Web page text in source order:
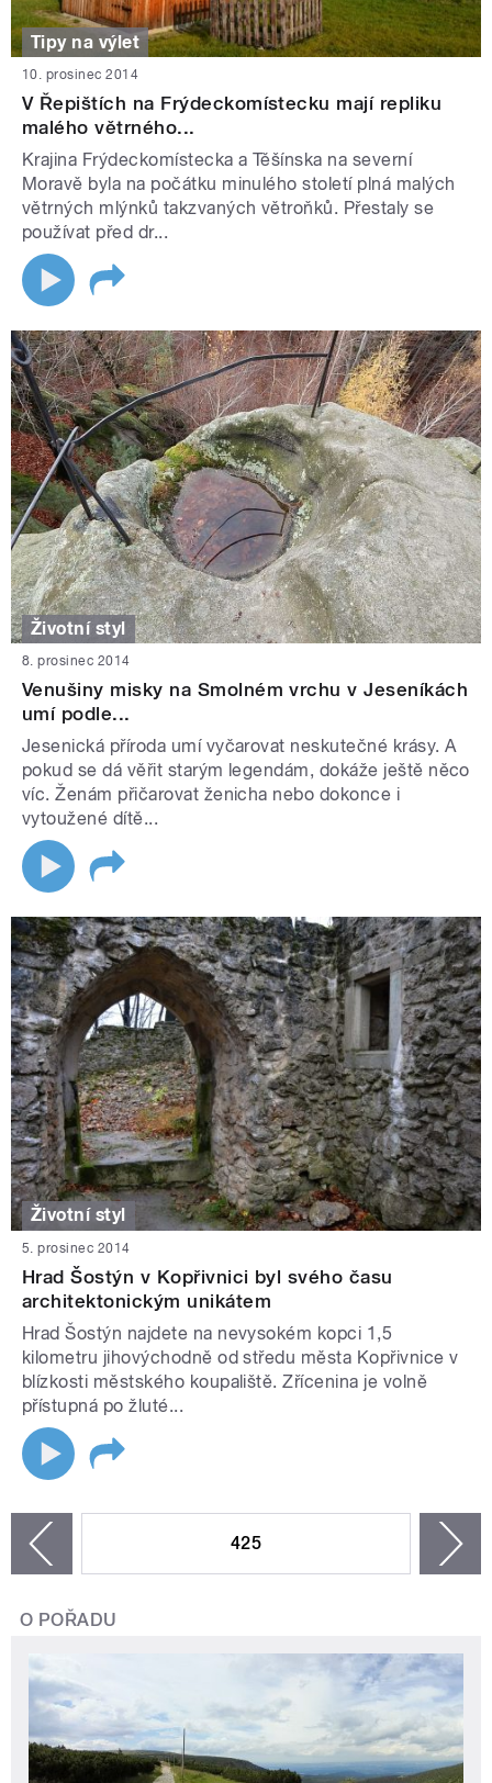
Tipy na výlet
10. prosinec 2014
V Řepištích na Frýdeckomístecku mají repliku
malého větrného...
Krajina Frýdeckomístecka a Těšínska na severní
Moravě byla na počátku minulého století plná malých
větrných mlýnků takzvaných větroňků. Přestaly se
používat před dr...
Životní styl
8. prosinec 2014
Venušiny misky na Smolném vrchu v Jeseníkách
umí podle...
Jesenická příroda umí vyčarovat neskutečné krásy. A
pokud se dá věřit starým legendám, dokáže ještě něco
víc. Ženám přičarovat ženicha nebo dokonce i
vytoužené dítě...
Životní styl
5. prosinec 2014
Hrad Šostýn v Kopřivnici byl svého času
architektonickým unikátem
Hrad Šostýn najdete na nevysokém kopci 1,5
kilometru jihovýchodně od středu města Kopřivnice v
blízkosti městského koupaliště. Zřícenina je volně
přístupná po žluté...
425
O POŘADU